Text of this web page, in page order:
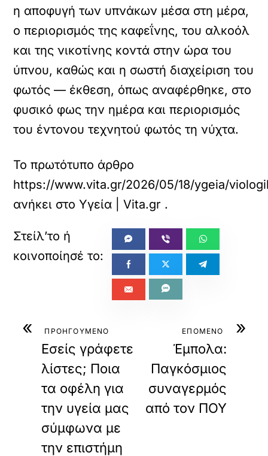
η αποφυγή των υπνάκων μέσα στη μέρα,
ο περιορισμός της καφεΐνης, του αλκοόλ
και της νικοτίνης κοντά στην ώρα του
ύπνου, καθώς και η σωστή διαχείριση του
φωτός — έκθεση, όπως αναφέρθηκε, στο
φυσικό φως την ημέρα και περιορισμός
του έντονου τεχνητού φωτός τη νύχτα.
Το πρωτότυπο άρθρο
https://www.vita.gr/2026/05/18/ygeia/
ανήκει στοΥγεία | Vita.gr .
« ΠΡΟΗΓΟΥΜΕΝΟ
Εσείς γράφετε
λίστες; Ποια
τα οφέλη για
την υγεία μας
σύμφωνα με
την επιστήμη
»
ΕΠΟΜΕΝΟ
Έμπολα:
Παγκόσμιος
συναγερμός
από τον ΠΟΥ